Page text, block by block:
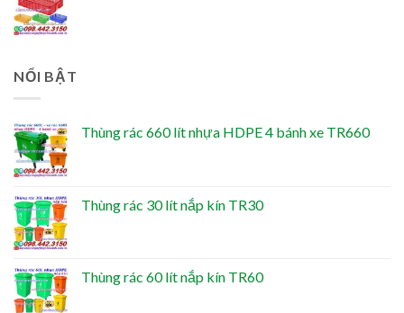
NỔI BẬT
Thùng rác 660 lít nhựa HDPE 4 bánh xe TR660
Thùng rác 30 lít nắp kín TR30
Thùng rác 60 lít nắp kín TR60